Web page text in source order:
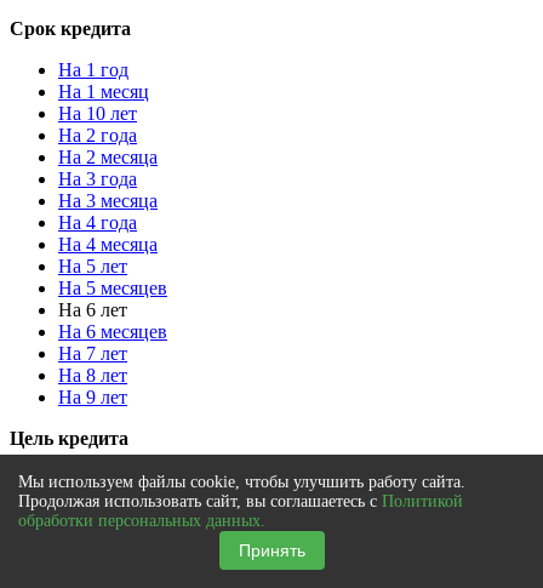
Срок кредита
На 1 год
На 1 месяц
На 10 лет
На 2 года
На 2 месяца
На 3 года
На 3 месяца
На 4 года
На 4 месяца
На 5 лет
На 5 месяцев
На 6 лет
На 6 месяцев
На 7 лет
На 8 лет
На 9 лет
Цель кредита
На iPad
На iPhone
На MacBook
Мы используем файлы cookie, чтобы улучшить работу сайта.
Продолжая использовать сайт, вы соглашаетесь с Политикой
обработки персональных данных.
Принять